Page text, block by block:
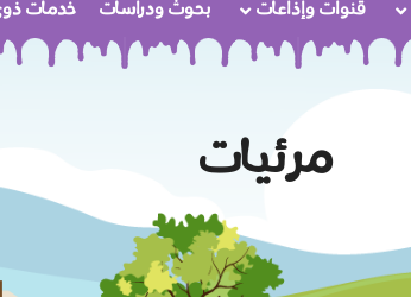
قنوات وإذاعات بحوث ودراسات خدمات
مرئيات